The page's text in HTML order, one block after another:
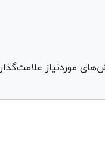
موردنیاز